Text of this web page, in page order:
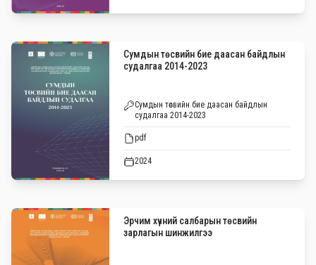
Сумдын төсвийн бие даасан байдлын
судалгаа 2014-2023
Сумдын төсвийн бие даасан байдлын
судалгаа 2014-2023
pdf
2024
Эрчим хүчний салбарын төсвийн
зарлагын шинжилгээ